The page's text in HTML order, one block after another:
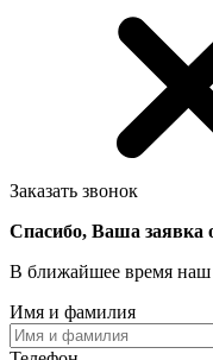
Заказать звонок
Спасибо, Ваша заявка
В ближайшее время наш
Имя и фамилия